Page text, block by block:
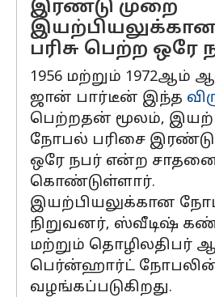
இரண்டு முறை
பரிசு பெற்ற ஒரே
1956 மற்றும் 1972ஆம்
ஜான் பார்டீன் இந்த
பெற்றதன் மூலம்,
நோபல் பரிசை
ஒரே நபர் என்ற
கொண்டுள்ளார்.
இயற்பியலுக்கான
நிறுவனர், ஸ்வீடிஷ்
மற்றும் தொழிலதிபர்
பெர்ன்ஹார்ட் நோபலின்
வழங்கப்படுகிறது.